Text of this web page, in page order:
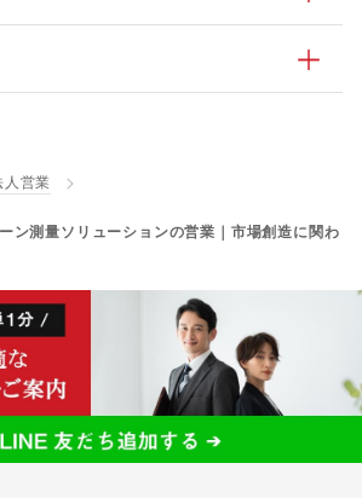
人営業
ン測量ソリューションの営業｜市場創造に関わ